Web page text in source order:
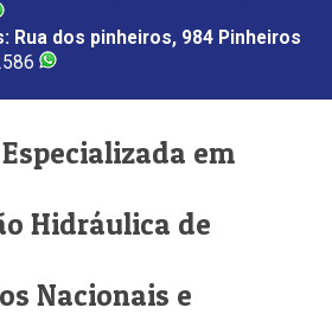
Rua dos pinheiros, 984 Pinheiros
em
Hidráulica de
Nacionais e